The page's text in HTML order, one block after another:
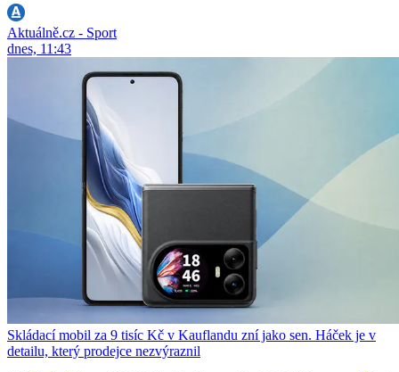
Aktuálně.cz - Sport
dnes, 11:43
Skládací mobil za 9 tisíc Kč v Kauflandu zní jako sen. Háček je v
detailu, který prodejce nezvýraznil